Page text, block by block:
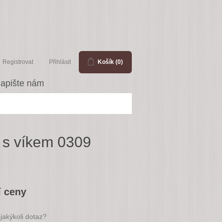
Registrovat Přihlásit Košík (0)
nám
víkem 0309
ceny
dotaz?